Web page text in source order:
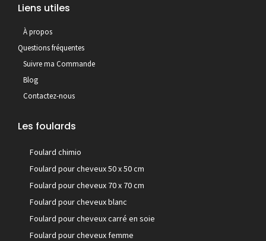
Liens utiles
À propos
Questions fréquentes
Suivre ma Commande
Blog
Contactez-nous
Les foulards
Foulard chimio
Foulard pour cheveux 50 x 50 cm
Foulard pour cheveux 70 x 70 cm
Foulard pour cheveux blanc
Foulard pour cheveux carré en soie
Foulard pour cheveux femme